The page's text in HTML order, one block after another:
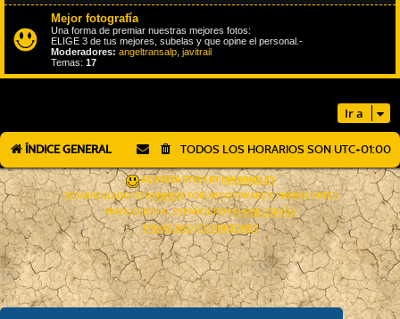
Mejor fotografía
Una forma de premiar nuestras mejores fotos:
ELIGE 3 de tus mejores, subelas y que opine el personal.-
Moderadores: angeltransalp javitrail
Temas: 17
Ir a
ÍNDICE GENERAL TODOS LOS HORARIOS SON UTC+01:00
AÇIEEED! STYLE BY IAN BRADLEY
DESARROLLADO PORPHPBB® FORUM SOFTWARE © PHPBB LIMITED
TRADUCCIÓN AL ESPAÑOL PORPHPBB ESPAÑA
PRIVACIDAD|CONDICIONES